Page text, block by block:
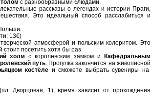
с разнообразными блюдами.
рассказы о легендах и истории Праги,
Это идеальный способ расслабиться и
13€)
атмосферой и польским колоритом. Это
стоит посетить хотя бы раз.
холм с королевским замком и
Кафедральным
путь. Прогулка закончится на живописной
костёле и сможете выбрать сувениры на
Дворцовая, 1), время зависит от прохождения